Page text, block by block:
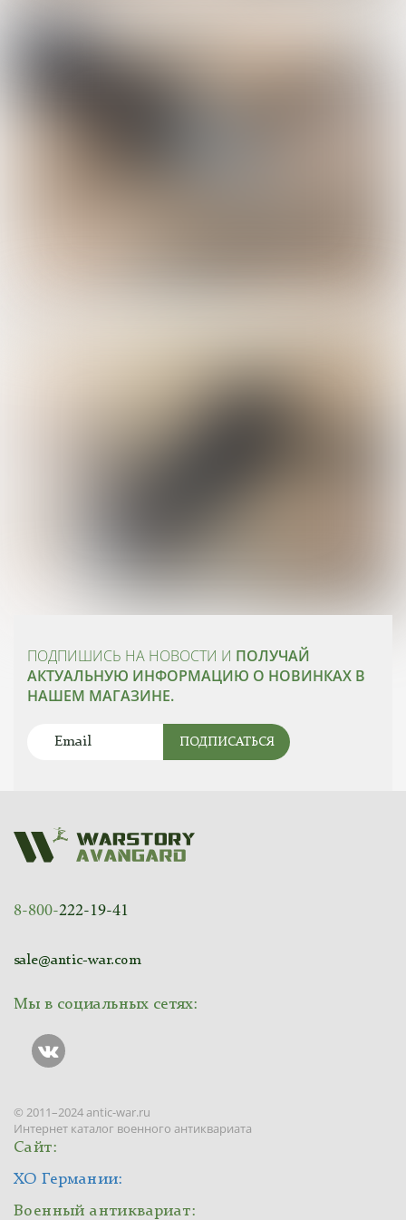
ПОДПИШИСЬ НА НОВОСТИ И ПОЛУЧАЙ
АКТУАЛЬНУЮ ИНФОРМАЦИЮ О НОВИНКАХ В
НАШЕМ МАГАЗИНЕ.
ПОДПИСАТЬСЯ
8-800-222-19-41
sale@antic-war.com
Мы в социальных сетях:
© 2011–2024 antic-war.ru
Интернет каталог военного антиквариата
Сайт:
ХО Германии:
Военный антиквариат: